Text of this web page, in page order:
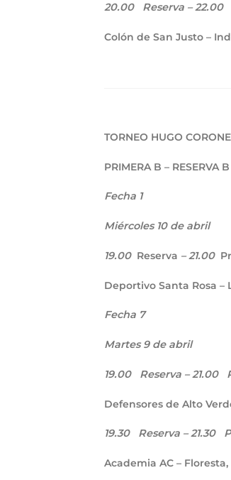
20.00Reserva –22.00
Colón de San Justo –
TORNEO HUGO
PRIMERA B – RESERVA B
Fecha 1
Miércoles 10 de abril
19.00 Reserva – 21.00
Deportivo Santa Rosa –
Fecha 7
Martes 9 de abril
19.00Reserva –21.00
Defensores de Alto
19.30Reserva –21.30
Academia AC – Floresta,